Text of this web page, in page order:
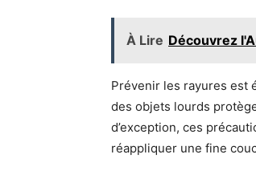
À Lire Découvrez
Prévenir les rayures est
des objets lourds
d’exception, ces
réappliquer une fine